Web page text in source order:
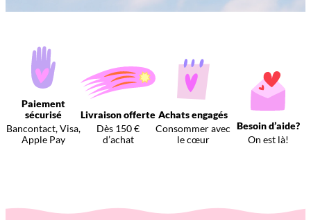
Paiement
sécurisé
Bancontact, Visa,
Apple Pay
Livraison offerte
Dès 150 €
d’achat
Achats engagés
Consommer avec
le cœur
Besoin d’aide?
On est là!